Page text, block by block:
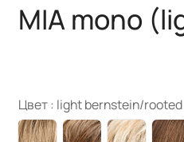
MIA mono
Цвет : light bernstein/rooted